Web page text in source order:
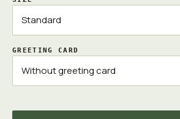
GREETING CARD